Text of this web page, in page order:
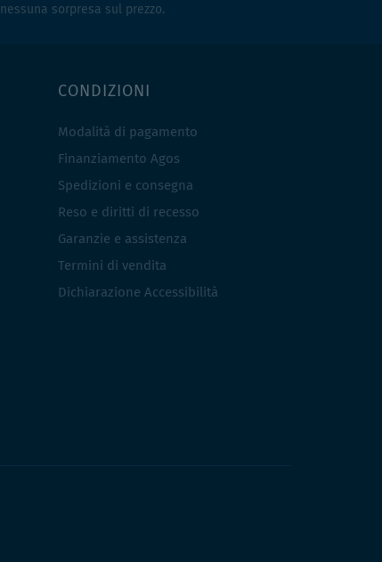
nessuna sorpresa sul prezzo.
CONDIZIONI
Modalità di pagamento
Finanziamento Agos
Spedizioni e consegna
Reso e diritti di recesso
Garanzie e assistenza
Termini di vendita
Dichiarazione Accessibilità